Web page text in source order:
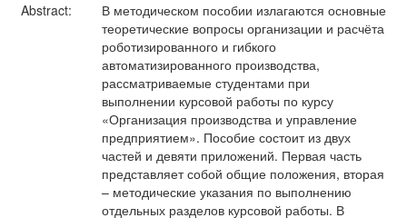
Abstract:
В методическом пособии излагаются основные
теоретические вопросы организации и расчёта
роботизированного и гибкого
автоматизированного производства,
рассматриваемые студентами при
выполнении курсовой работы по курсу
«Организация производства и управление
предприятием». Пособие состоит из двух
частей и девяти приложений. Первая часть
представляет собой общие положения, вторая
– методические указания по выполнению
отдельных разделов курсовой работы. В